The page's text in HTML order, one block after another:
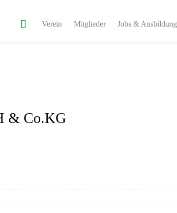
Verein Mitglieder Jobs & Ausbildung
& Co.KG